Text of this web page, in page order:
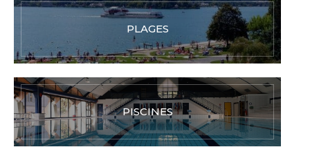
PLAGES
PISCINES